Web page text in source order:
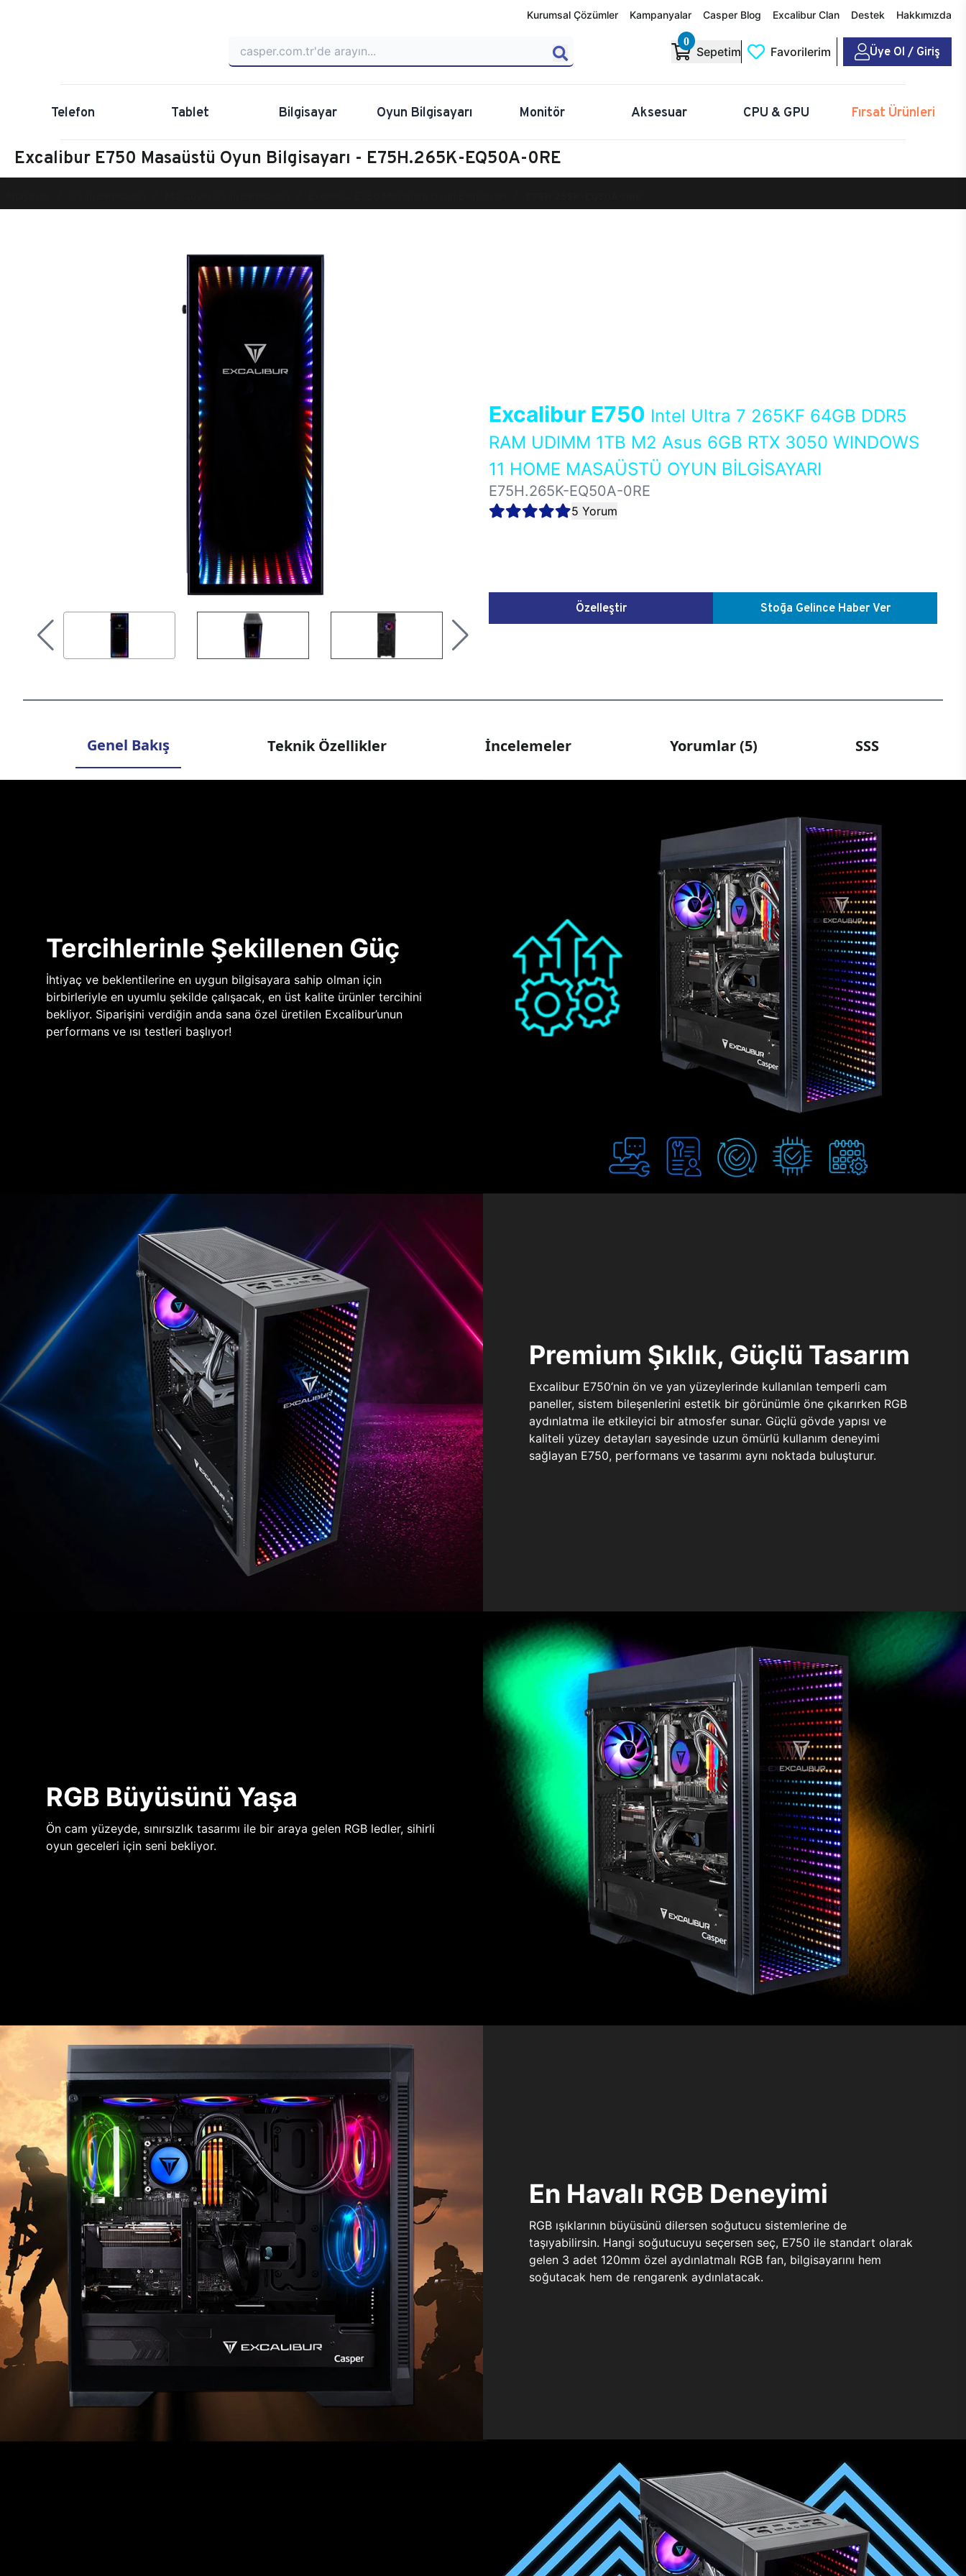
Kurumsal Çözümler Kampanyalar Casper Blog Excalibur Clan Destek Hakkımızda
0
Sepetim Favorilerim Üye Ol / Giriş
Telefon Tablet Bilgisayar Oyun Bilgisayarı Monitör Aksesuar CPU & GPU Fırsat Ürünleri
Excalibur E750 Masaüstü Oyun Bilgisayarı - E75H.265K-EQ50A-0RE
Excalibur E750 Intel Ultra 7 265KF 64GB DDR5
RAM UDIMM 1TB M2 Asus 6GB RTX 3050 WINDOWS
11 HOME MASAÜSTÜ OYUN BİLGİSAYARI
E75H.265K-EQ50A-0RE
5 Yorum
Özelleştir Stoğa Gelince Haber Ver
Genel Bakış Teknik Özellikler İncelemeler Yorumlar (5) SSS
Tercihlerinle Şekillenen Güç
İhtiyaç ve beklentilerine en uygun bilgisayara sahip olman için
birbirleriyle en uyumlu şekilde çalışacak, en üst kalite ürünler tercihini
bekliyor. Siparişini verdiğin anda sana özel üretilen Excalibur’unun
performans ve ısı testleri başlıyor!
Premium Şıklık, Güçlü Tasarım
Excalibur E750’nin ön ve yan yüzeylerinde kullanılan temperli cam
paneller, sistem bileşenlerini estetik bir görünümle öne çıkarırken RGB
aydınlatma ile etkileyici bir atmosfer sunar. Güçlü gövde yapısı ve
kaliteli yüzey detayları sayesinde uzun ömürlü kullanım deneyimi
sağlayan E750, performans ve tasarımı aynı noktada buluşturur.
RGB Büyüsünü Yaşa
Ön cam yüzeyde, sınırsızlık tasarımı ile bir araya gelen RGB ledler, sihirli
oyun geceleri için seni bekliyor.
En Havalı RGB Deneyimi
RGB ışıklarının büyüsünü dilersen soğutucu sistemlerine de
taşıyabilirsin. Hangi soğutucuyu seçersen seç, E750 ile standart olarak
gelen 3 adet 120mm özel aydınlatmalı RGB fan, bilgisayarını hem
soğutacak hem de rengarenk aydınlatacak.